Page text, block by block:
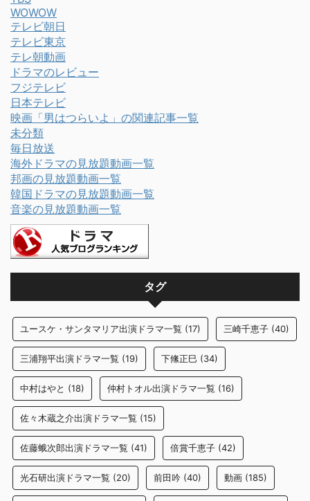
WOWOW
テレビ朝日
テレビ東京
テレ朝動画
ドラマのレビュー
フジテレビ
日本テレビ
映画「男はつらいよ」の関連記事一覧
未分類
毎日放送
海外ドラマの見放題動画一覧
邦画の見放題動画一覧
韓国ドラマの見放題動画一覧
音楽の見放題動画一覧
タグ
ユースケ・サンタマリア出演ドラマ一覧 (17) 三崎千恵子 (40)
三浦翔平出演ドラマ一覧 (19) 下絛正巳 (34)
中村はやと (18) 仲村トオル出演ドラマ一覧 (16)
佐々木蔵之介出演ドラマ一覧 (15)
佐藤蛾次郎出演ドラマ一覧 (41) 倍賞千恵子 (42)
光石研出演ドラマ一覧 (20) 前田吟 (40) 動画 (185)